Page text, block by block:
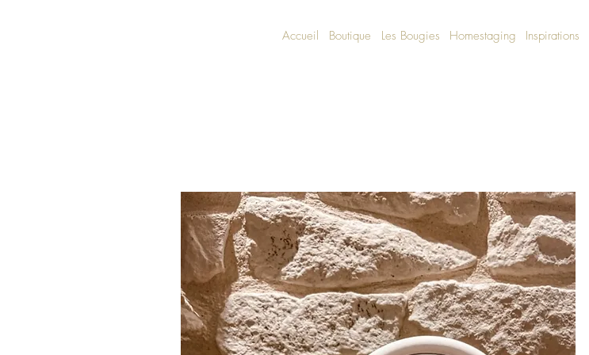
Accueil Boutique Les Bougies Homestaging Inspirations